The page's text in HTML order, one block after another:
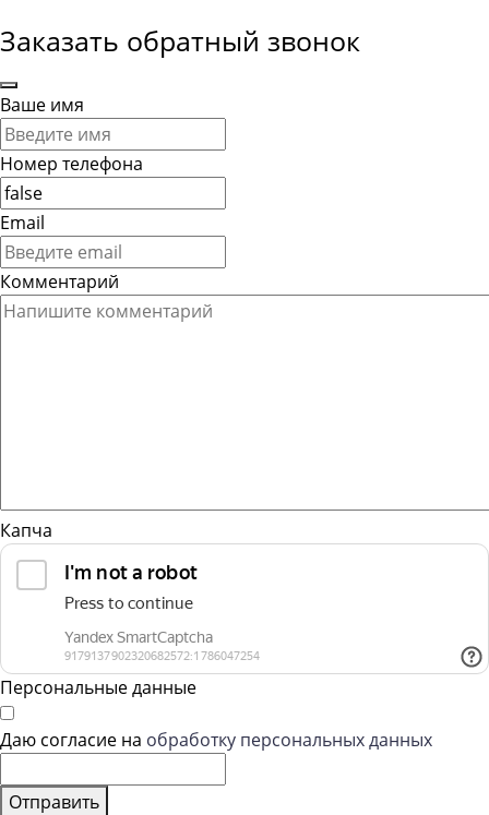
Заказать обратный звонок
Ваше имя
Номер телефона
Email
Комментарий
Капча
Персональные данные
Даю согласие на обработку персональных данных
Отправить